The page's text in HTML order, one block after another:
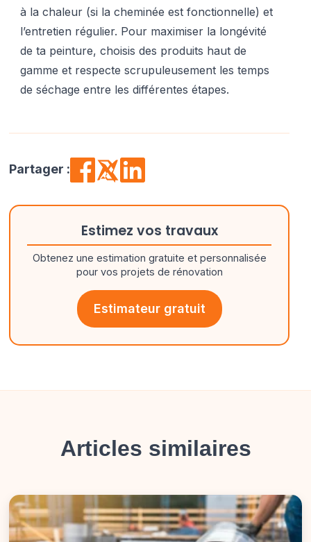
à la chaleur (si la cheminée est fonctionnelle) et
l’entretien régulier. Pour maximiser la longévité
de ta peinture, choisis des produits haut de
gamme et respecte scrupuleusement les temps
de séchage entre les différentes étapes.
Partager :
Estimez vos travaux
Obtenez une estimation gratuite et personnalisée
pour vos projets de rénovation
Estimateur gratuit
Articles similaires